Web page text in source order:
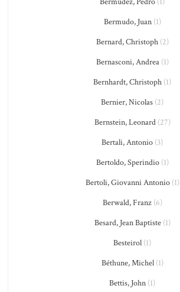
Bermudo, Juan(1)
Bernard, Christoph(2)
Bernasconi, Andrea(1)
Bernhardt, Christoph (1)
Bernier, Nicolas (2)
Bernstein, Leonard(27)
Bertali, Antonio (3)
Bertoldo, Sperindio(1)
Bertoli, Giovanni Antonio(1)
Berwald, Franz(6)
Besard, Jean Baptiste(1)
Besteirol (1)
Béthune, Michel(1)
Bettis, John (1)